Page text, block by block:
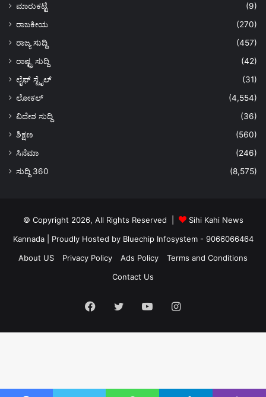
ಮಾರುಕಟ್ಟೆ
(9)
ರಾಜಕೀಯ
(270)
ರಾಜ್ಯ ಸುದ್ದಿ
(457)
ರಾಷ್ಟ್ರ ಸುದ್ದಿ
(42)
ಲೈಫ್ ಸ್ಟೈಲ್
(31)
ಲೋಕಲ್
(4,554)
ವಿದೇಶ ಸುದ್ದಿ
(36)
ಶಿಕ್ಷಣ
(560)
ಸಿನೆಮಾ
(246)
ಸುದ್ದಿ 360
(8,575)
© Copyright 2026, All Rights Reserved |
Sihi Kahi News
Kannada| Proudly Hosted by Bluechip Infosystem - 9066066464
About US
Privacy Policy Ads Policy
Terms and Conditions
Contact Us
Facebook
TwitterYouTubeInstagram